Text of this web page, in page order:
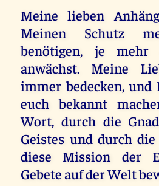
Meine lieben
Meinen Schutz
benötigen, je mehr
anwächst. Meine
immer bedecken,
euch bekannt
Wort, durch die
Geistes und durch
diese Mission der
Gebete auf der Welt